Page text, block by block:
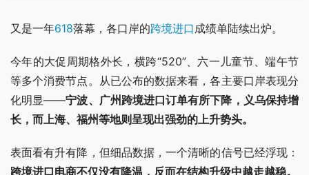
又是一年618落幕，各口岸的跨境进口成绩单陆续出炉。
今年的大促周期格外长，横跨“520”、六一儿童节、端午节
等多个消费节点。从已公布的数据来看，各主要口岸表现分
化明显——宁波、广州跨境进口订单有所下降，义乌保持增
长，而上海、福州等地则呈现出强劲的上升势头。
表面看有升有降，但细品数据，一个清晰的信号已经浮现：
跨境进口电商不仅没有降温，反而在结构升级中越走越稳。